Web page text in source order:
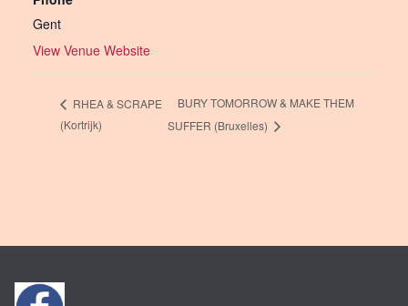
Gent
View Venue Website
RHEA & SCRAPE
(Kortrijk)
BURY TOMORROW & MAKE THEM
SUFFER (Bruxelles)